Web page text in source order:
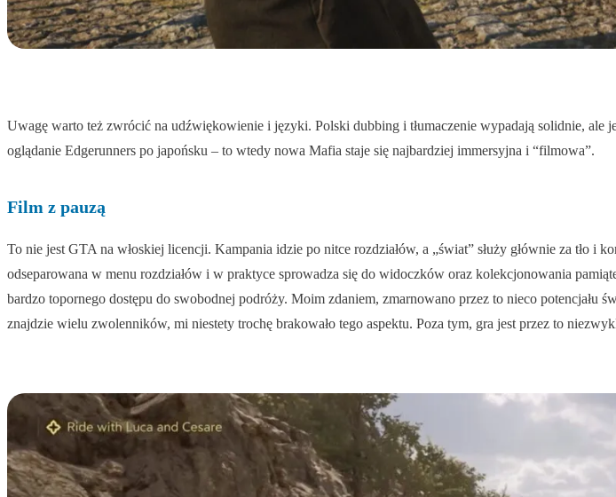
Uwagę warto też zwrócić na udźwiękowienie i języki. Polski dubbing i tłumaczenie wypadają solidnie,
oglądanie Edgerunners po japońsku – to wtedy nowa Mafia staje się najbardziej immersyjna i “filmowa”.
Film z pauzą
To nie jest GTA na włoskiej licencji. Kampania idzie po nitce rozdziałów, a „świat” służy głównie za tło
odseparowana w menu rozdziałów i w praktyce sprowadza się do widoczków oraz kolekcjonowania
bardzo topornego dostępu do swobodnej podróży. Moim zdaniem, zmarnowano przez to nieco
znajdzie wielu zwolenników, mi niestety trochę brakowało tego aspektu. Poza tym, gra jest przez to